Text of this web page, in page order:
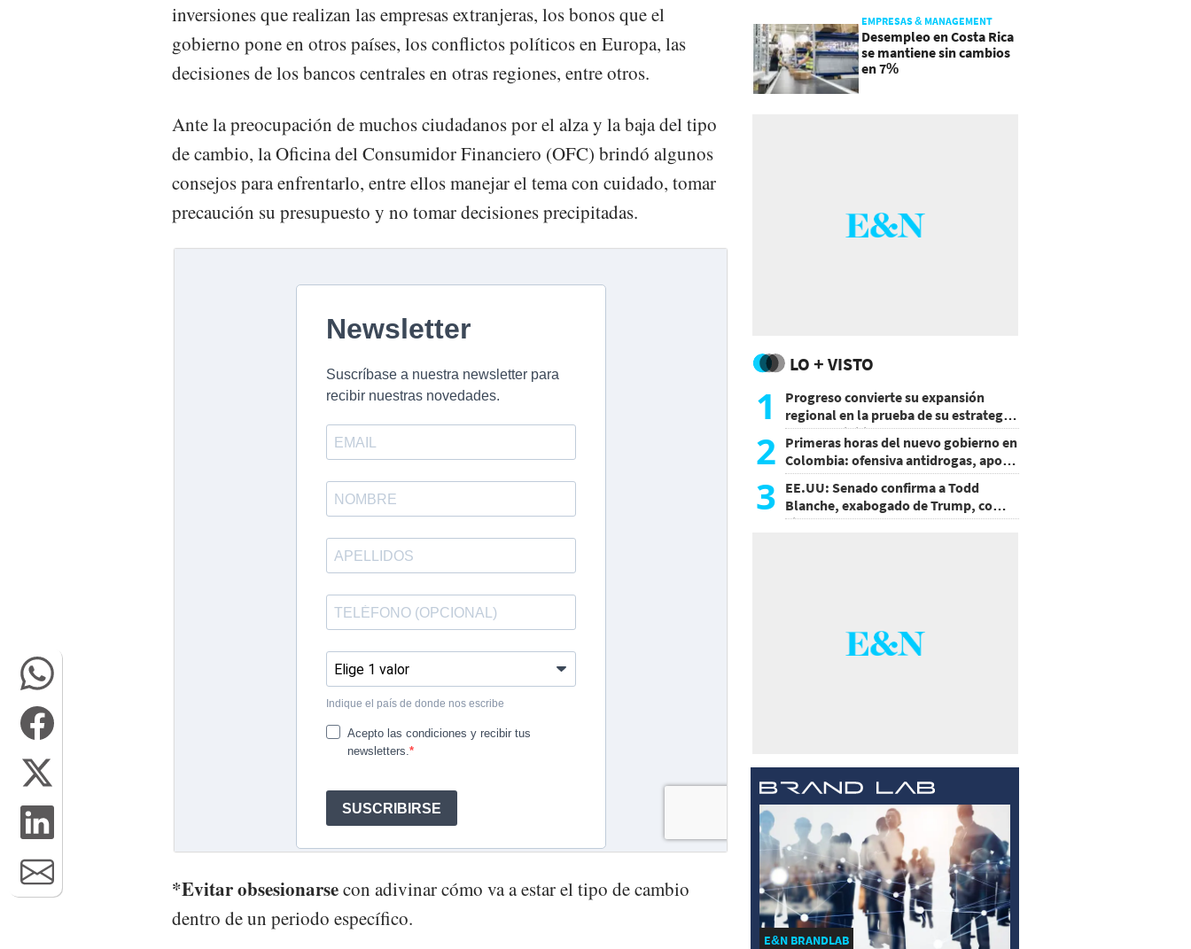
inversiones que realizan las empresas extranjeras, los bonos que el
gobierno pone en otros países, los conflictos políticos en Europa, las
decisiones de los bancos centrales en otras regiones, entre otros.
Ante la preocupación de muchos ciudadanos por el alza y la baja del tipo
de cambio, la Oficina del Consumidor Financiero (OFC) brindó algunos
consejos para enfrentarlo, entre ellos manejar el tema con cuidado, tomar
precaución su presupuesto y no tomar decisiones precipitadas.
*Evitar obsesionarsecon adivinar cómo va a estar el tipo de cambio
dentro de un periodo específico.
EMPRESAS & MANAGEMENT
Desempleo en Costa Rica
se mantiene sin cambios
en 7%
LO + VISTO
1
Progreso convierte su expansión
regional en la prueba de su estrategia
de sostenibilidad
2 Primeras horas del nuevo gobierno en
Colombia: ofensiva antidrogas, apoyo
de EE.UU. y un atentado
3 EE.UU: Senado confirma a Todd
Blanche, exabogado de Trump, como
Fiscal General
E&N BRANDLAB